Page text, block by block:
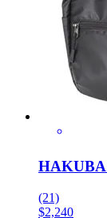
(21)
$2,240